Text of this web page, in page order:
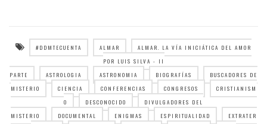
#DDMTECUENTA ALMAR
ALMAR. LA VÍA INICIÁTICA DEL AMOR
POR LUIS SILVA - II
PARTE
ASTROLOGIA ASTRONOMIA BIOGRAFÍAS
BUSCADORES DE
MISTERIO
CIENCIA CONFERENCIAS CONGRESOS
CRISTIANISM
O
DESCONOCIDO
DIVULGADORES DEL
MISTERIO
DOCUMENTAL ENIGMAS ESPIRITUALIDAD
EXTRATER